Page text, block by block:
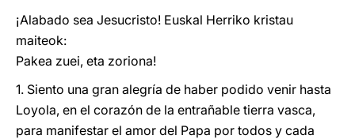
¡Alabado sea Jesucristo! Euskal Herriko kristau
maiteok:
Pakea zuei, eta zoriona!
1. Siento una gran alegría de haber podido venir hasta
Loyola, en el corazón de la entrañable tierra vasca,
para manifestar el amor del Papa por todos y cada